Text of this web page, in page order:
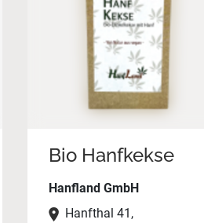
Bio Hanfkekse
Hanfland GmbH
Hanfthal 41,